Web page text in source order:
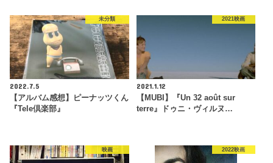
未分類
2022.7.5
【アルバム感想】ピーナッツくん
『Tele倶楽部』
2021映画
2021.1.12
【MUBI】『Un 32 août sur
terre』ドゥニ・ヴィルヌ…
映画 2022映画